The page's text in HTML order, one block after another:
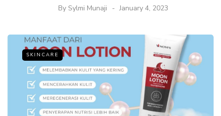
By Sylmi Munaji January 4, 2023
SKINCARE